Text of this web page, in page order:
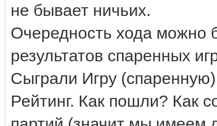
не бывает ничьих.
Очередность хода можно
результатов спаренных
Сыграли Игру
Рейтинг. Как пошли? Как